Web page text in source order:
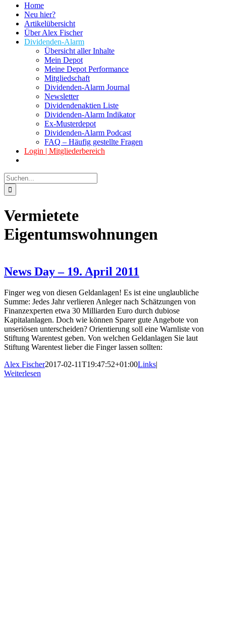
Home
Neu hier?
Artikelübersicht
Über Alex Fischer
Dividenden-Alarm
Übersicht aller Inhalte
Mein Depot
Meine Depot Performance
Mitgliedschaft
Dividenden-Alarm Journal
Newsletter
Dividendenaktien Liste
Dividenden-Alarm Indikator
Ex-Musterdepot
Dividenden-Alarm Podcast
FAQ – Häufig gestellte Fragen
Login | Mitgliederbereich
Suche
nach:
Vermietete
Eigentumswohnungen
News Day – 19. April 2011
Finger weg von diesen Geldanlagen! Es ist eine unglaubliche
Summe: Jedes Jahr verlieren Anleger nach Schätzungen von
Finanzexperten etwa 30 Milliarden Euro durch dubiose
Kapitalanlagen. Doch wie können Sparer gute Angebote von
unseriösen unterscheiden? Orientierung soll eine Warnliste von
Stiftung Warentest geben. Von welchen Geldanlagen Sie laut
Stiftung Warentest lieber die Finger lassen sollten:
Alex Fischer2017-02-11T19:47:52+01:00Links|
Weiterlesen